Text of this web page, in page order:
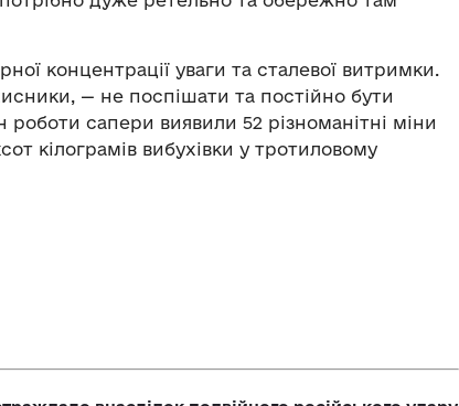
концентрації уваги та сталевої витримки.
— не поспішати та постійно бути
сапери виявили 52 різноманітні міни
кілограмів вибухівки у тротиловому